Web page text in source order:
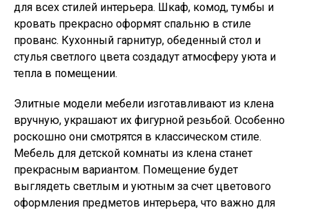
для всех стилей интерьера. Шкаф, комод, тумбы и
кровать прекрасно оформят спальню в стиле
прованс. Кухонный гарнитур, обеденный стол и
стулья светлого цвета создадут атмосферу уюта и
тепла в помещении.
Элитные модели мебели изготавливают из клена
вручную, украшают их фигурной резьбой. Особенно
роскошно они смотрятся в классическом стиле.
Мебель для детской комнаты из клена станет
прекрасным вариантом. Помещение будет
выглядеть светлым и уютным за счет цветового
оформления предметов интерьера, что важно для